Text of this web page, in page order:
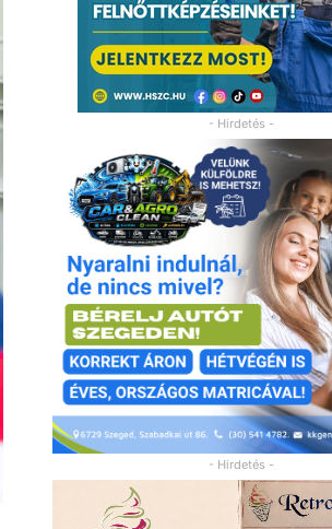
- Hirdetés -
- Hirdetés -